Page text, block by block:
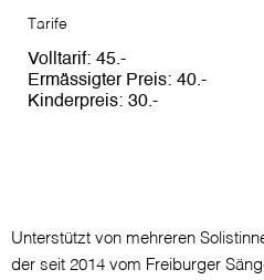
Tarife
Volltarif 45
Ermässigter Preis 40
Kinderpreis 30
Unterstützt von mehreren
der seit 2014 vom Freiburger